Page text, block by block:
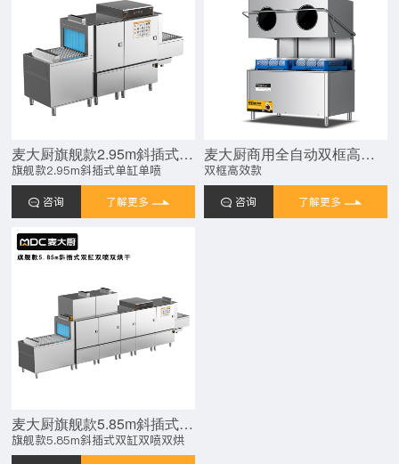
麦大厨旗舰款2.95m斜插式单缸单喷淋长龙式洗碗机
旗舰款2.95m斜插式单缸单喷
咨询 了解更多
麦大厨商用全自动双框高效款揭盖式洗碗机商用20KW
双框高效款
咨询 了解更多
麦大厨旗舰款5.85m斜插式双缸双喷淋双烘干洗碗机
旗舰款5.85m斜插式双缸双喷双烘